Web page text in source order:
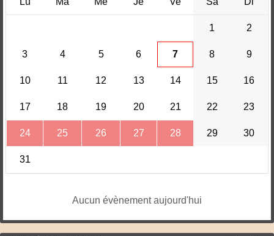
1 2
3 4 5 6 7 8 9
10 11 12 13 14 15 16
17 18 19 20 21 22 23
24 25 26 27 28 29 30
31
Aucun évènement aujourd'hui